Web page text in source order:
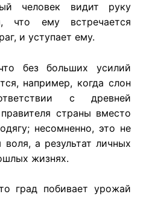
человек видит руку
что ему встречается
и уступает ему.
без больших усилий
например, когда слон
с древней
страны вместо
несомненно, это не
а результат личных
жизнях.
град побивает урожай